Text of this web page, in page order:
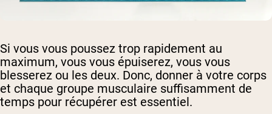
Si vous vous poussez trop rapidement au
maximum, vous vous épuiserez, vous vous
blesserez ou les deux. Donc, donner à votre corps
et chaque groupe musculaire suffisamment de
temps pour récupérer est essentiel.